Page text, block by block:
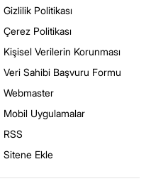
Gizlilik Politikası
Çerez Politikası
Kişisel Verilerin Korunması
Veri Sahibi Başvuru Formu
Webmaster
Mobil Uygulamalar
RSS
Sitene Ekle